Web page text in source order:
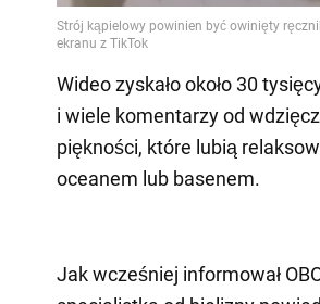
Wideo zyskało około 30
i wiele komentarzy od
piękności, które lubią
oceanem lub basenem.
Jak wcześniej informował